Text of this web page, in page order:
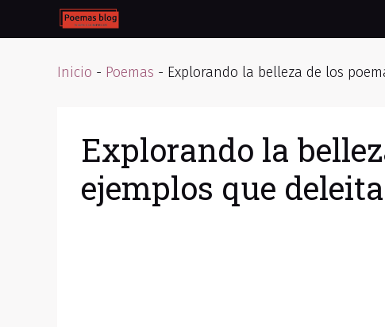
Inicio - Poemas - Explorando la belleza de los
Explorando la
ejemplos que